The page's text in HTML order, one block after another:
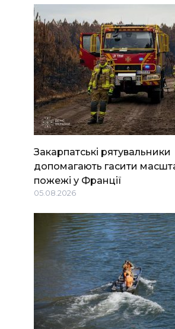
Закарпатські рятувальники
допомагають гасити
пожежі у Франції
05.08.2026